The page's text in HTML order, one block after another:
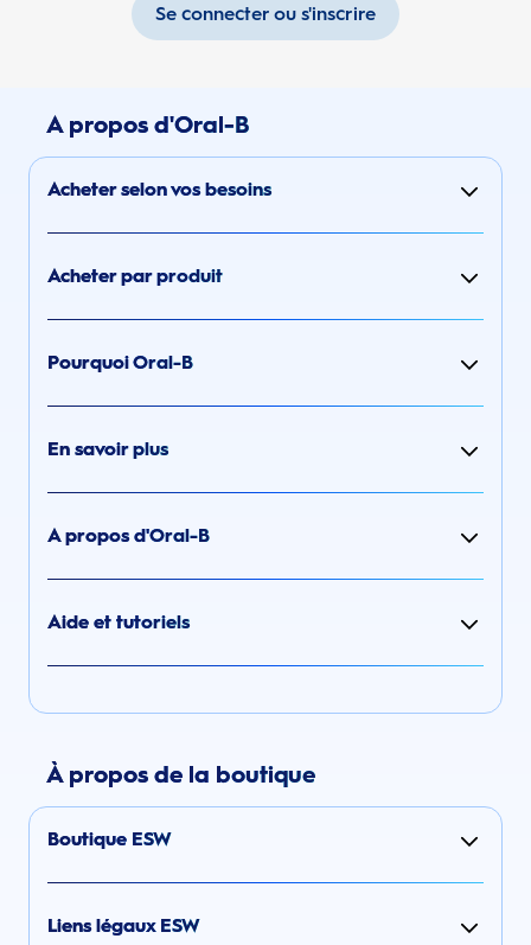
Se connecter ou s'inscrire
A propos d'Oral-B
Acheter selon vos besoins
Acheter par produit
Pourquoi Oral-B
En savoir plus
A propos d'Oral-B
Aide et tutoriels
À propos de la boutique
Boutique ESW
Liens légaux ESW